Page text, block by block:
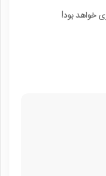
خواهد بود!